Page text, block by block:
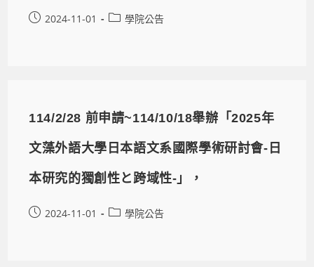
2024-11-01 學院公告
114/2/28 前申請~114/10/18舉辦「2025年
文藻外語大學日本語文系國際學術研討會-日
本研究的獨創性と跨域性-」，
2024-11-01 學院公告